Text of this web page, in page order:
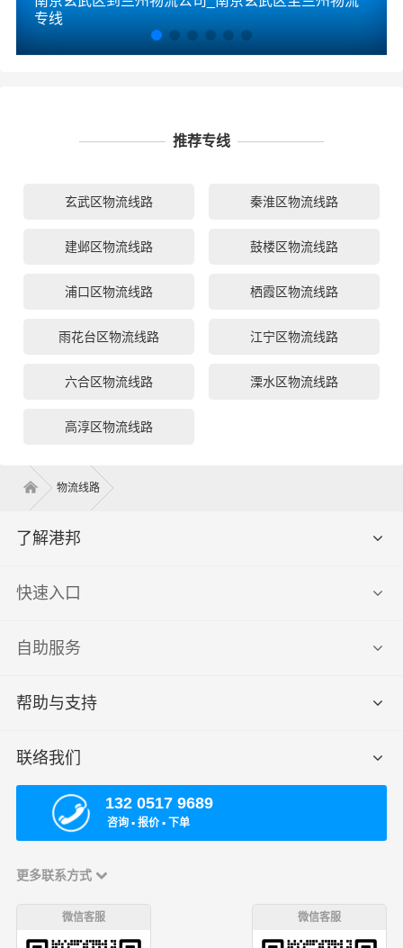
专线
推荐专线
玄武区物流线路 秦淮区物流线路
建邺区物流线路 鼓楼区物流线路
浦口区物流线路 栖霞区物流线路
雨花台区物流线路 江宁区物流线路
六合区物流线路 溧水区物流线路
高淳区物流线路
物流线路
了解港邦
快速入口
自助服务
帮助与支持
联络我们
132 0517 9689
咨询 ▪ 报价 ▪ 下单
更多联系方式
微信客服 微信客服